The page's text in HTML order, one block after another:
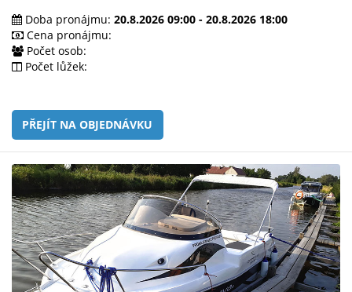
Doba pronájmu: 20.8.2026 09:00 - 20.8.2026 18:00
Cena pronájmu:
Počet osob:
Počet lůžek:
PŘEJÍT NA OBJEDNÁVKU